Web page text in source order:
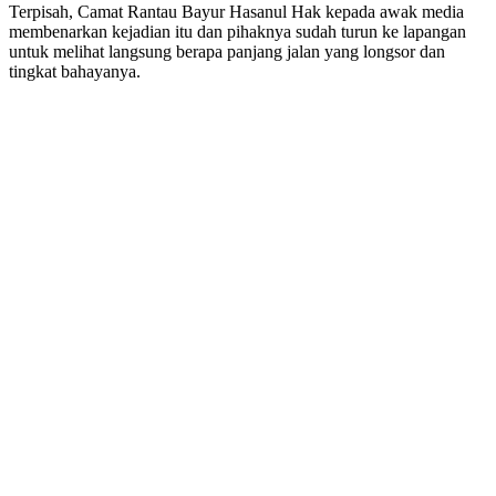
Terpisah, Camat Rantau Bayur Hasanul Hak kepada awak media
membenarkan kejadian itu dan pihaknya sudah turun ke lapangan
untuk melihat langsung berapa panjang jalan yang longsor dan
tingkat bahayanya.